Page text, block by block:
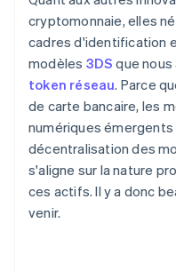
cryptomonnaie, elles
cadres d'identification
modèles 3DS que
token réseau. Parce
de carte bancaire, les
numériques
décentralisation des
s'aligne sur la nature
ces actifs. Il y a donc
venir.